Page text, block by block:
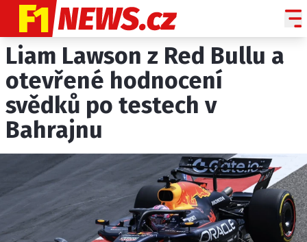
NOVINKY
GRAND PRIX
PADDOCK LINE
PROFILY JEZDCŮ
PROFILY TÝMŮ
ROZHOVORY
OSTATNÍ
Liam Lawson z Red Bullu a
otevřené hodnocení
svědků po testech v
Bahrajnu